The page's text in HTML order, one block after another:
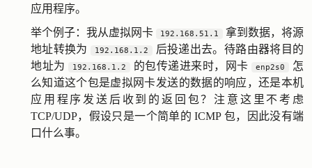
应用程序。
举个例子：我从虚拟网卡
192.168.51.1
拿到数据，将源
地址转换为
192.168.1.2
后投递出去。待路由器将目的
地址为
192.168.1.2 的包传递进来时，网卡 enp2s0
怎
么知道这个包是虚拟网卡发送的数据的响应，还是本机
应用程序发送后收到的返回包？注意这里不考虑
TCP/UDP，假设只是一个简单的 ICMP 包，因此没有端
口什么事。